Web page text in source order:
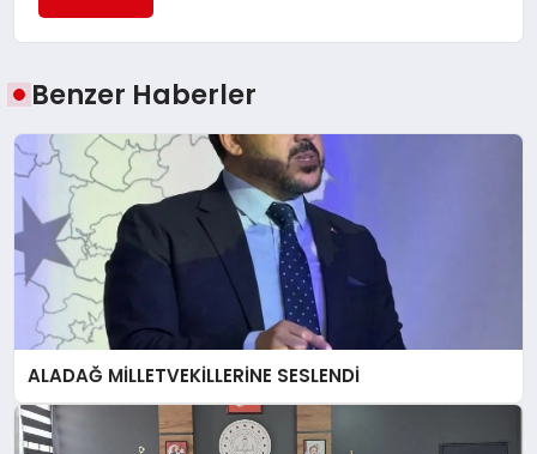
Benzer Haberler
ALADAĞ MİLLETVEKİLLERİNE SESLENDİ